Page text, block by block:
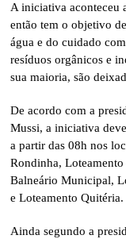
A iniciativa aconteceu
então tem o objetivo
água e do cuidado
resíduos orgânicos e
sua maioria, são
De acordo com a
Mussi, a iniciativa
a partir das 08h nos
Rondinha,
Balneário Municipal,
e Loteamento Quitéria.
Ainda segundo a